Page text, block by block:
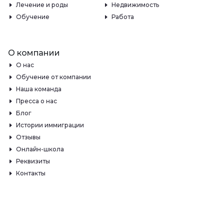
Лечение и роды
Недвижимость
Обучение
Работа
О компании
О нас
Обучение от компании
Наша команда
Пресса о нас
Блог
Истории иммиграции
Отзывы
Онлайн-школа
Реквизиты
Контакты